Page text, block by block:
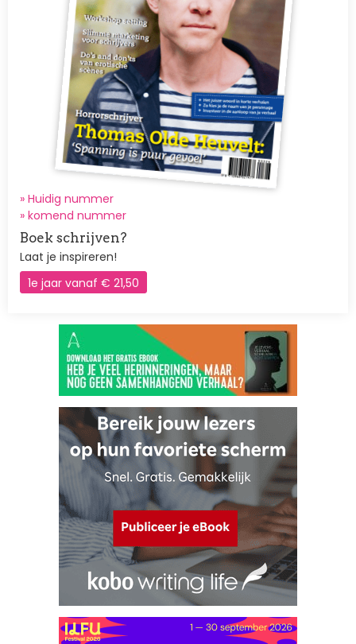
» Huidig nummer
» komend nummer
Boek schrijven?
Laat je inspireren!
1e jaar vanaf € 21,50